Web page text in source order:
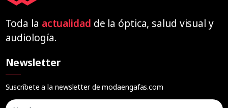
Toda la actualidad de la óptica, salud visual y
audiología.
Newsletter
Suscríbete a la newsletter de modaengafas.com